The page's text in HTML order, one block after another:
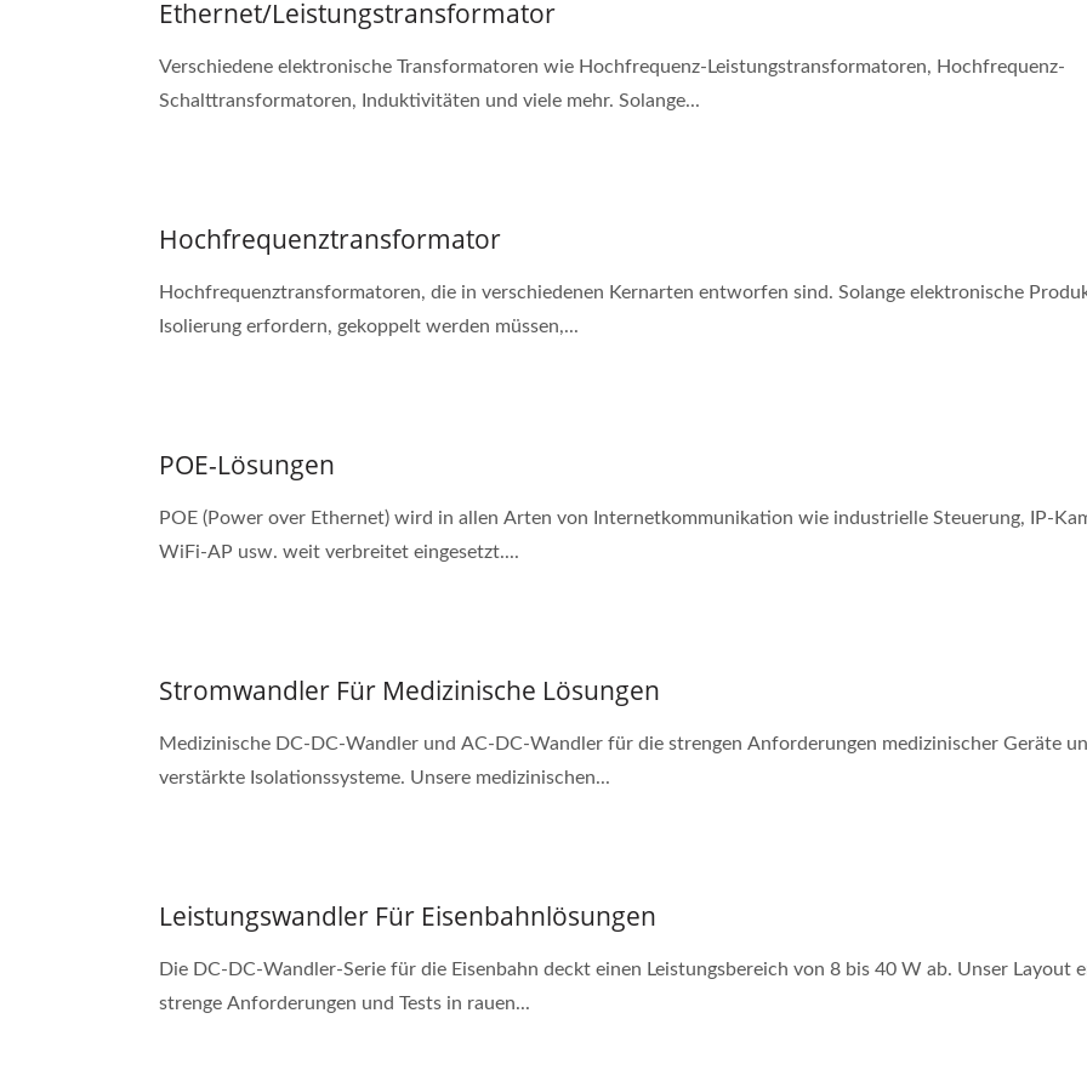
Ethernet/Leistungstransformator
Verschiedene elektronische Transformatoren wie Hochfrequenz-Leistungstransformatoren, Hochfrequenz-
Schalttransformatoren, Induktivitäten und viele mehr. Solange...
Hochfrequenztransformator
Hochfrequenztransformatoren, die in verschiedenen Kernarten entworfen sind. Solange elektronische
Isolierung erfordern, gekoppelt werden müssen,...
POE-Lösungen
POE (Power over Ethernet) wird in allen Arten von Internetkommunikation wie industrielle Steuerung, IP-
WiFi-AP usw. weit verbreitet eingesetzt....
Stromwandler Für Medizinische Lösungen
Medizinische DC-DC-Wandler und AC-DC-Wandler für die strengen Anforderungen medizinischer Geräte
verstärkte Isolationssysteme. Unsere medizinischen...
Leistungswandler Für Eisenbahnlösungen
Die DC-DC-Wandler-Serie für die Eisenbahn deckt einen Leistungsbereich von 8 bis 40 W ab. Unser Layout
strenge Anforderungen und Tests in rauen...